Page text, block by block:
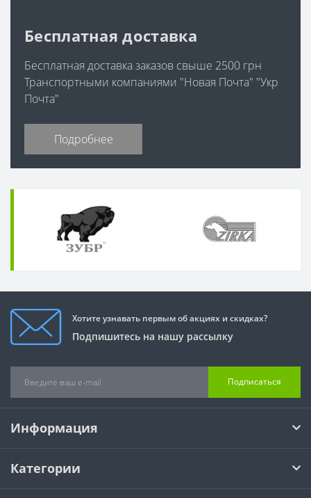
Бесплатная доставка
Бесплатная доставка заказов свыше 2500 грн
Транспортными компаниями "Новая Почта" "Укр
Почта"
Подробнее
Хотите узнавать первым об акциях и скидках?
Подпишитесь на нашу рассылку
Подписаться
Информация
Категории